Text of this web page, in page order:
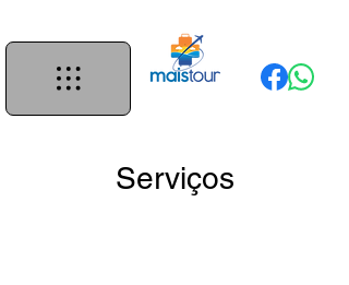
Serviços